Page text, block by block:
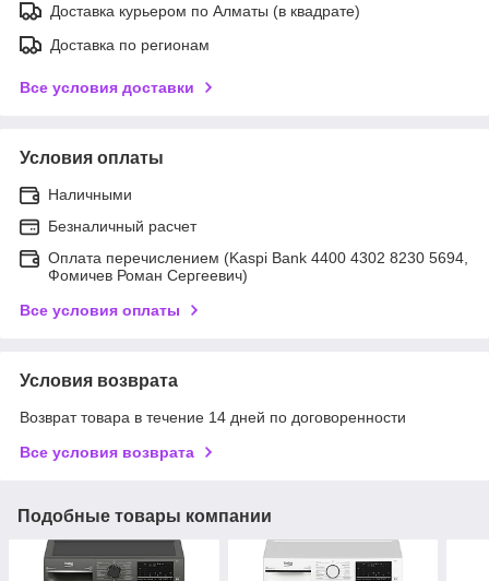
Доставка курьером по Алматы (в квадрате)
Доставка по регионам
Все условия доставки
Условия оплаты
Наличными
Безналичный расчет
Оплата перечислением (Kaspi Bank 4400 4302 8230 5694,
Фомичев Роман Сергеевич)
Все условия оплаты
Условия возврата
Возврат товара в течение 14 дней по договоренности
Все условия возврата
Подобные товары компании